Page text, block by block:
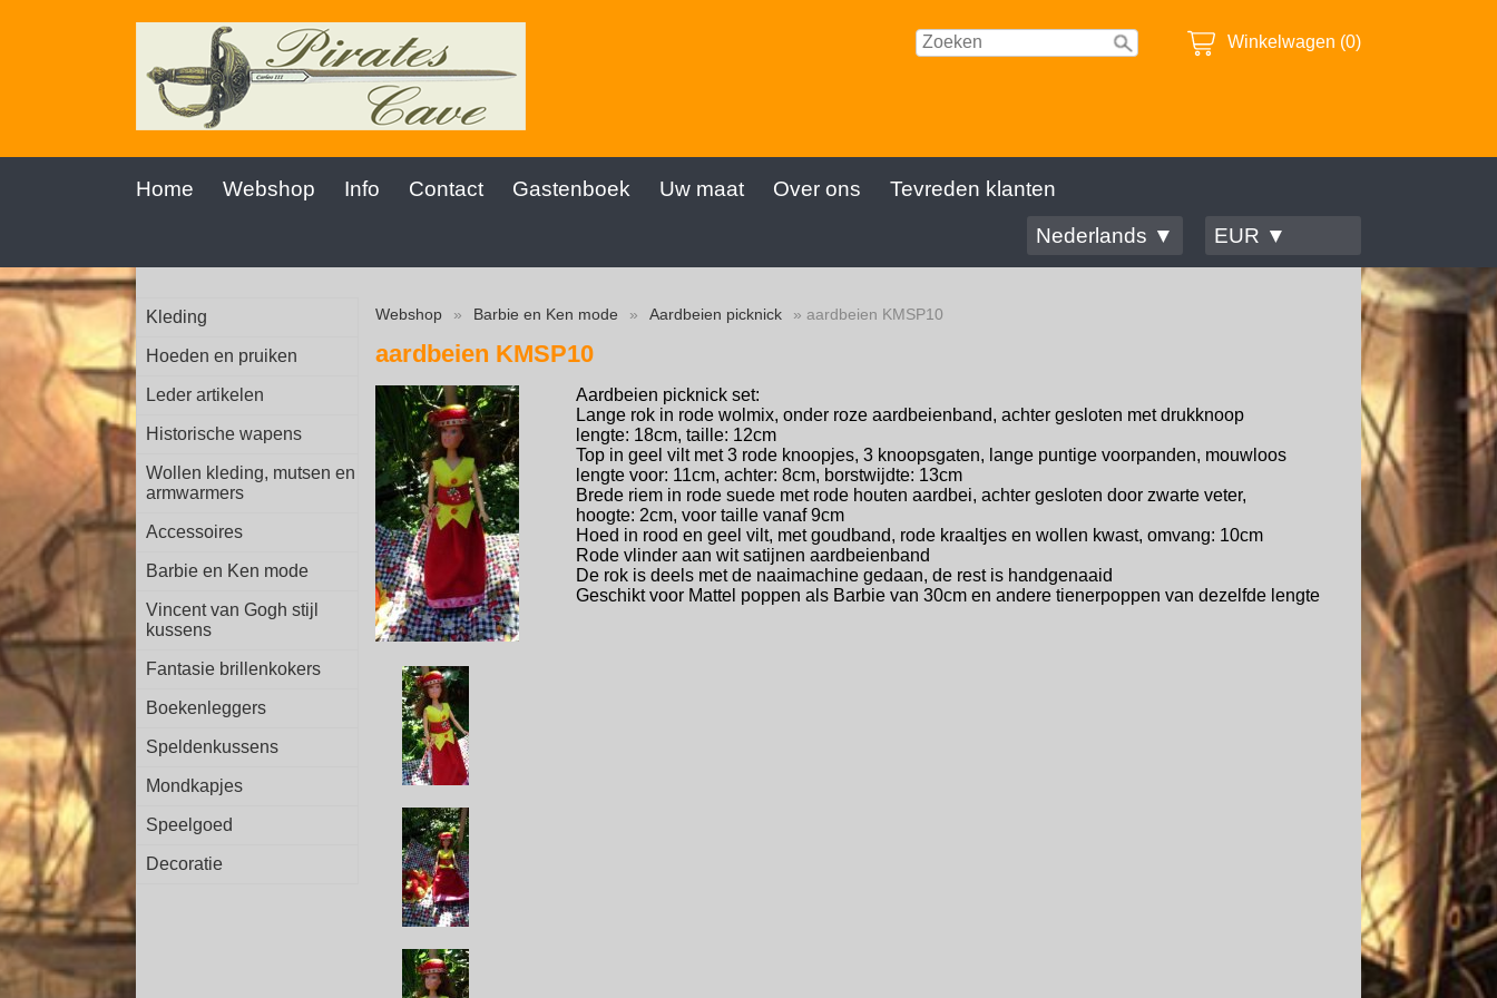
Winkelwagen (0)
Home Webshop Info Contact Gastenboek Uw maat Over ons
Tevreden klanten
Nederlands ▼
EUR ▼
Kleding
Hoeden en pruiken
Leder artikelen
Historische wapens
Wollen kleding, mutsen en
armwarmers
Accessoires
Barbie en Ken mode
Vincent van Gogh stijl
kussens
Fantasie brillenkokers
Boekenleggers
Speldenkussens
Mondkapjes
Speelgoed
Decoratie
Webshop » Barbie en Ken mode » Aardbeien picknick » aardbeien KMSP10
aardbeien KMSP10
Aardbeien picknick set:
Lange rok in rode wolmix, onder roze aardbeienband, achter gesloten met drukknoop
lengte: 18cm, taille: 12cm
Top in geel vilt met 3 rode knoopjes, 3 knoopsgaten, lange puntige voorpanden, mouwloos
lengte voor: 11cm, achter: 8cm, borstwijdte: 13cm
Brede riem in rode suede met rode houten aardbei, achter gesloten door zwarte veter,
hoogte: 2cm, voor taille vanaf 9cm
Hoed in rood en geel vilt, met goudband, rode kraaltjes en wollen kwast, omvang: 10cm
Rode vlinder aan wit satijnen aardbeienband
De rok is deels met de naaimachine gedaan, de rest is handgenaaid
Geschikt voor Mattel poppen als Barbie van 30cm en andere tienerpoppen van dezelfde lengte